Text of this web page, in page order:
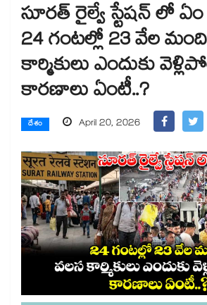
సూరత్ రైల్వే స్టేషన్ లో
24 గంటల్లో 23 వేల
కార్మికులు ఎందుకు
కారణాలు ఏంటీ..?
దేశం April 20, 2026